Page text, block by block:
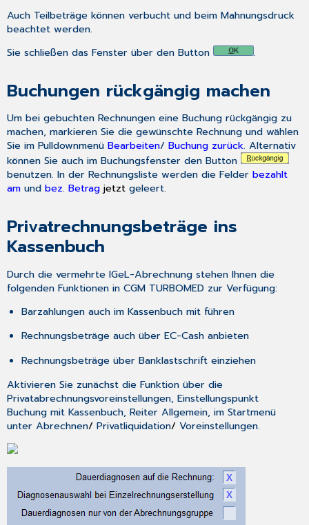
Auch Teilbeträge können verbucht und beim Mahnungsdruck
beachtet werden.
Sie schließen das Fenster über den Button
.
Buchungen rückgängig machen
Um bei gebuchten Rechnungen eine Buchung rückgängig zu
machen, markieren Sie die gewünschte Rechnung und wählen
Sie im PulldownmenüBearbeiten/Buchung zurück. Alternativ
können Sie auch im Buchungsfenster den Button
benutzen. In der Rechnungsliste werden die Felderbezahlt
am undbez. Betragjetzt geleert.
Privatrechnungsbeträge ins
Kassenbuch
Durch die vermehrte IGeL-Abrechnung stehen Ihnen die
folgenden Funktionen in CGM TURBOMED zur Verfügung:
Barzahlungen auch im Kassenbuch mit führen
Rechnungsbeträge auch über EC-Cash anbieten
Rechnungsbeträge über Banklastschrift einziehen
Aktivieren Sie zunächst die Funktion über die
Privatabrechnungsvoreinstellungen, Einstellungspunkt
Buchung mit Kassenbuch, ReiterAllgemein, imStartmenü
unterAbrechnen/ Privatliquidation/ Voreinstellungen.